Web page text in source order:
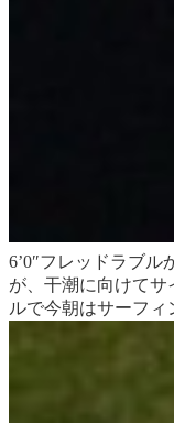
6’0″フレッドラブル
が、干潮に向けて
ルで今朝はサーフィ